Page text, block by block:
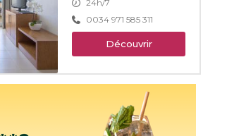
24h/7
0034 971 585 311
Découvrir